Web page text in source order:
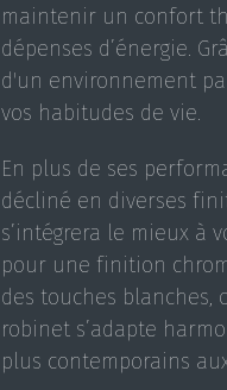
maintenir un confort
dépenses d’énergie.
d'un environnement
vos habitudes de vie.
En plus de ses
décliné en diverses
s’intégrera le mieux à
pour une finition
des touches blanches,
robinet s’adapte
plus contemporains